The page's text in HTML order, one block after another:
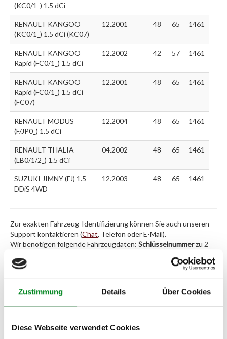
Zustimmung Details Über Cookies
Diese Webseite verwendet Cookies
(KC0/1_) 1.5 dCi
RENAULT KANGOO
(KC0/1_) 1.5 dCi (KC07)
12.2001 48 65 1461
RENAULT KANGOO
Rapid (FC0/1_) 1.5 dCi
12.2002 42 57 1461
RENAULT KANGOO
Rapid (FC0/1_) 1.5 dCi
(FC07)
12.2001 48 65 1461
RENAULT MODUS
(F/JP0_) 1.5 dCi
12.2004 48 65 1461
RENAULT THALIA
(LB0/1/2_) 1.5 dCi
04.2002 48 65 1461
SUZUKI JIMNY (FJ) 1.5
DDiS 4WD
12.2003 48 65 1461
Zur exakten Fahrzeug-Identifizierung können Sie auch unseren
Support kontaktieren (Chat, Telefon oder E-Mail).
Wir benötigen folgende Fahrzeugdaten: Schlüsselnummerzu 2
Passendes Fahrzeug nicht dabei?